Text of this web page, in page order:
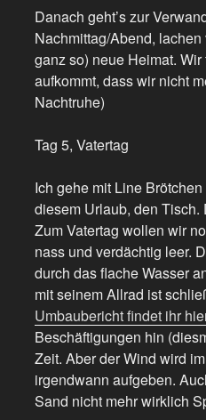
Danach geht’s zur
Nachmittag/Abend,
ganz so) neue Heimat.
aufkommt, dass wir nicht
Nachtruhe)
Tag 5, Vatertag
Ich gehe mit Line
diesem Urlaub, den Tisch.
Zum Vatertag wollen wir
nass und verdächtig leer.
durch das flache Wasser
mit seinem Allrad ist
Umbaubericht findet ihr
Beschäftigungen hin
Zeit. Aber der Wind wird
irgendwann aufgeben.
Sand nicht mehr wirklich